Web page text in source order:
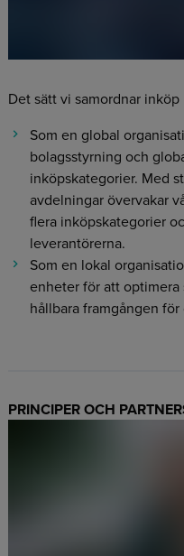
Det sätt vi samordnar
Som en global
bolagsstyrning och
inköpskategorier. Med
avdelningar övervakar
flera inköpskategorier
leverantörerna.
Som en lokal
enheter för att
hållbara framgången
PRINCIPER OCH